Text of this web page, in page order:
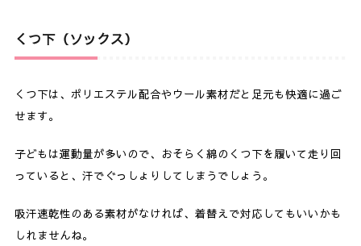
くつ下（ソックス）
くつ下は、ポリエステル配合やウール素材だと足元も快適に過ご
せます。
子どもは運動量が多いので、おそらく綿のくつ下を履いて走り回
っていると、汗でぐっしょりしてしまうでしょう。
吸汗速乾性のある素材がなければ、着替えで対応してもいいかも
しれませんね。